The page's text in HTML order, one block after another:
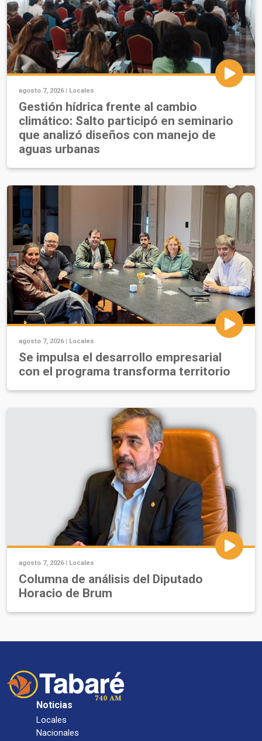
agosto 7, 2026 | Locales
Gestión hídrica frente al cambio
climático: Salto participó en seminario
que analizó diseños con manejo de
aguas urbanas
agosto 7, 2026 | Locales
Se impulsa el desarrollo empresarial
con el programa transforma territorio
agosto 7, 2026 | Locales
Columna de análisis del Diputado
Horacio de Brum
Noticias
Locales
Nacionales